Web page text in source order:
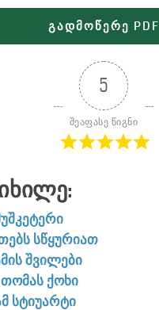
გადმოწერე PDF
5
შეაფასე წიგნი
სწყურიათ
შვილები
თომას ქოხი
სტიუარტი